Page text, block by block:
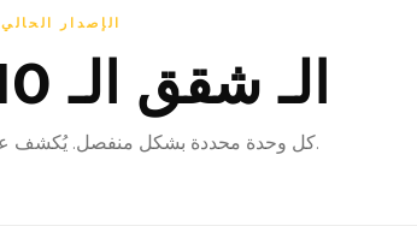
الإصدار الحالي
الـ شقق الـ 10 المتبقية
كل وحدة محددة بشكل منفصل. يُكشف عن الأسعار عند الاستفسار.